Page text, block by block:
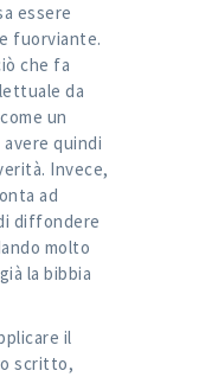
essere
fuorviante.
che fa
da
un
quindi
Invece,
ad
diffondere
molto
la bibbia
il
scritto,